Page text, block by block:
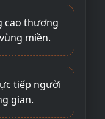
cao thương
miền.
tiếp người
gian.